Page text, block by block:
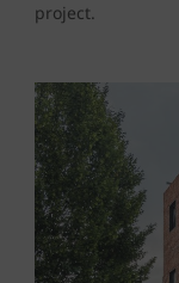
project.